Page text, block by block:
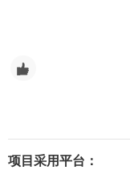
项目采用平台：